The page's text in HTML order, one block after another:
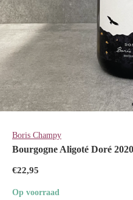
Boris Champy
Bourgogne Aligoté Doré 2020
€22,95
Op voorraad